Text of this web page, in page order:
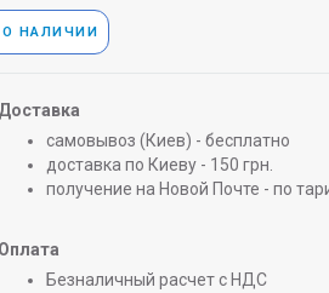
НАЛИЧИИ
Доставка
самовывоз (Киев) - бесплатно
доставка по Киеву - 150 грн.
получение на Новой Почте - по
Оплата
Безналичный расчет с НДС